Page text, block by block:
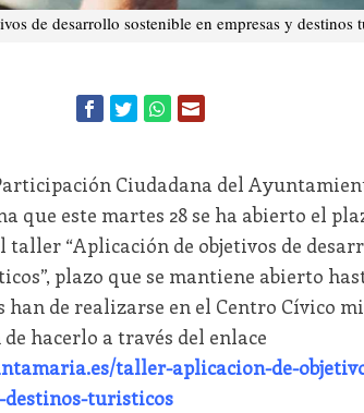
de desarrollo sostenible en empresas y destinos
Ciudadana del
que este martes 28 se ha abierto el
taller “Aplicación de objetivos de
plazo que se mantiene abierto
de realizarse en el Centro Cívico
hacerlo a través del enlace
taller-aplicacion-de-
destinos-turisticos